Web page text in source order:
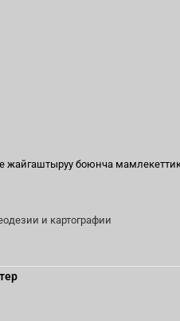
жайгаштыруу боюнча
и картографии